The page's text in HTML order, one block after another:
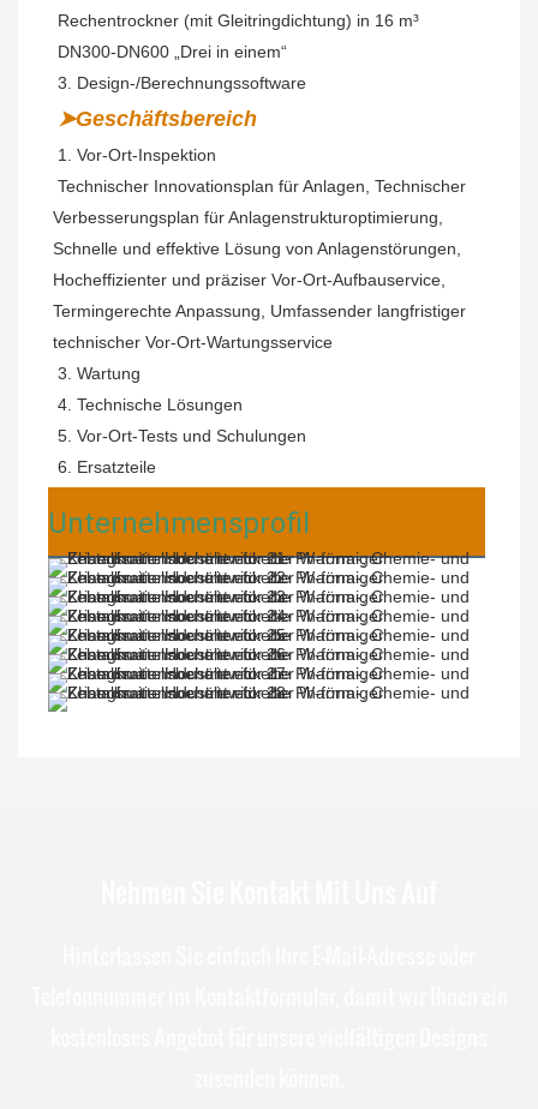
Rechentrockner (mit Gleitringdichtung) in 16 m³
DN300-DN600 „Drei in einem“
3. Design-/Berechnungssoftware
➤Geschäftsbereich
1. Vor-Ort-Inspektion
Technischer Innovationsplan für Anlagen, Technischer
Verbesserungsplan für Anlagenstrukturoptimierung,
Schnelle und effektive Lösung von Anlagenstörungen,
Hocheffizienter und präziser Vor-Ort-Aufbauservice,
Termingerechte Anpassung, Umfassender langfristiger
technischer Vor-Ort-Wartungsservice
3. Wartung
4. Technische Lösungen
5. Vor-Ort-Tests und Schulungen
6. Ersatzteile
Unternehmensprofil